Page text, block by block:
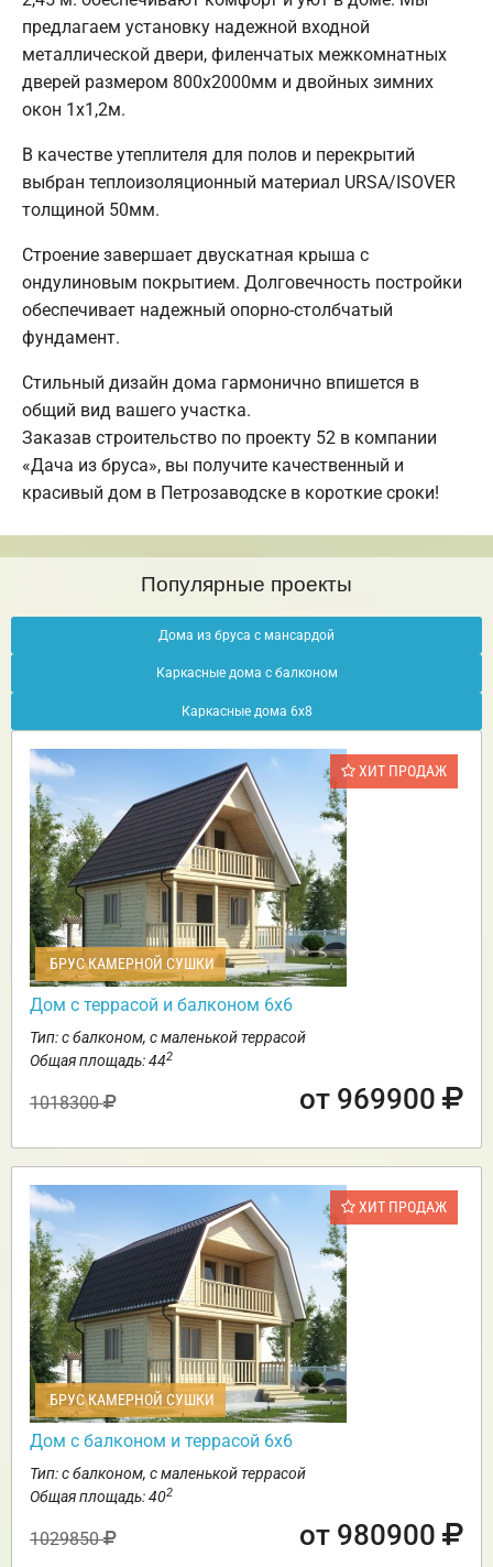
предлагаем установку надежной входной
металлической двери, филенчатых межкомнатных
дверей размером 800х2000мм и двойных зимних
окон 1х1,2м.
В качестве утеплителя для полов и перекрытий
выбран теплоизоляционный материал URSA/ISOVER
толщиной 50мм.
Строение завершает двускатная крыша с
ондулиновым покрытием. Долговечность постройки
обеспечивает надежный опорно-столбчатый
фундамент.
Стильный дизайн дома гармонично впишется в
общий вид вашего участка.
Заказав строительство по проекту 52 в компании
«Дача из бруса», вы получите качественный и
красивый дом в Петрозаводске в короткие сроки!
Популярные проекты
Дома из бруса с мансардой
Каркасные дома с балконом
Каркасные дома 6х8
ХИТ ПРОДАЖ
БРУС КАМЕРНОЙ СУШКИ
Дом с террасой и балконом 6х6
Тип: с балконом, с маленькой террасой
Общая площадь: 442
1018300 от 969900
ХИТ ПРОДАЖ
БРУС КАМЕРНОЙ СУШКИ
Дом с балконом и террасой 6х6
Тип: с балконом, с маленькой террасой
Общая площадь: 402
1029850 от 980900